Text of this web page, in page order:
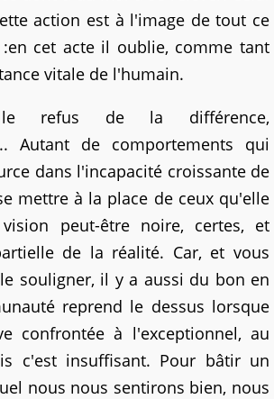
action est à l'image de tout ce
cet acte il oublie, comme tant
vitale de l'humain.
le refus de la différence,
Autant de comportements qui
dans l'incapacité croissante de
mettre à la place de ceux qu'elle
peut-être noire, certes, et
de la réalité. Car, et vous
souligner, il y a aussi du bon en
reprend le dessus lorsque
confrontée à l'exceptionnel, au
c'est insuffisant. Pour bâtir un
nous nous sentirons bien, nous